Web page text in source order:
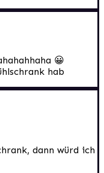
😀
hab
dann würd ich